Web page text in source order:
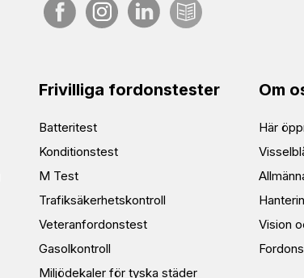
Frivilliga fordonstester
Batteritest
Konditionstest
M Test
Trafiksäkerhetskontroll
Veteranfordonstest
Gasolkontroll
Miljödekaler för tyska städer
Om
Här
Vision